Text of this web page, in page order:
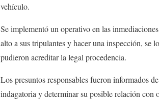
vehículo.
Se implementó un operativo en las
alto a sus tripulantes y hacer una inspección, se
pudieron acreditar la legal procedencia.
Los presuntos responsables fueron informados
indagatoria y determinar su posible relación con